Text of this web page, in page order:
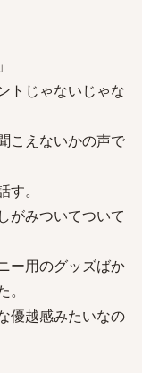
トじゃないじゃな
こえないかの声で
。
がみついてついて
ー用のグッズばか
優越感みたいなの